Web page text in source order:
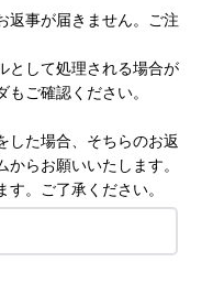
返事が届きません。ご注
として処理される場合が
ご確認ください。
した場合、そちらのお返
らお願いいたします。
。ご了承ください。